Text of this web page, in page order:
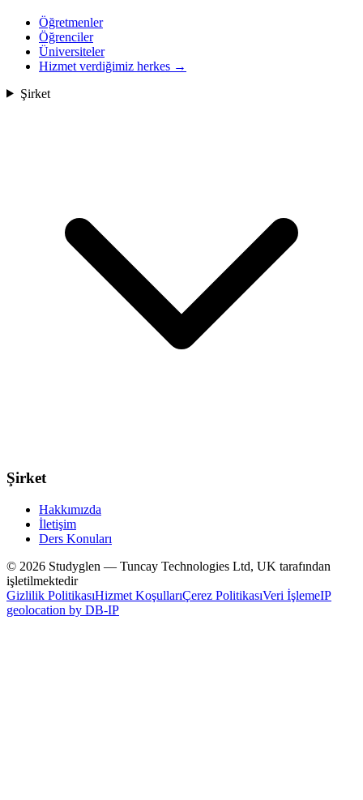
Öğretmenler
Öğrenciler
Üniversiteler
Hizmet verdiğimiz herkes →
Şirket
Şirket
Hakkımızda
İletişim
Ders Konuları
© 2026 Studyglen — Tuncay Technologies Ltd, UK tarafından
işletilmektedir
Gizlilik PolitikasıHizmet KoşullarıÇerez PolitikasıVeri İşlemeIP
geolocation by DB-IP